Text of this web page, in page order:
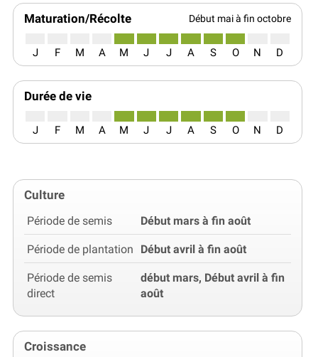
Maturation/Récolte Début mai à fin octobre
J F M A M J J A S O N D
Durée de vie
J F M A M J J A S O N D
Culture
Période de semis Début mars à fin août
Période de plantation Début avril à fin août
Période de semis
direct
début mars, Début avril à fin
août
Croissance